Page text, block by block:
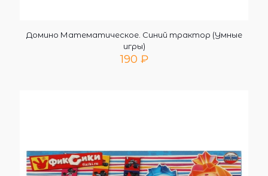
Домино Математическое. Синий трактор (Умные
игры)
190 ₽